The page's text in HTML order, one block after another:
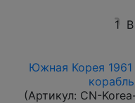
1
Южная Корея 1961
(Артикул: CN-